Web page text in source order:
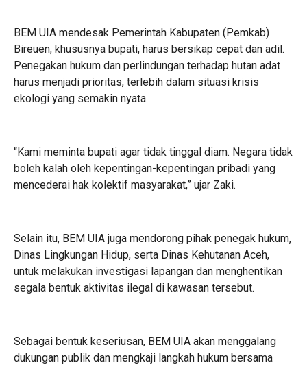
BEM UIA mendesak Pemerintah Kabupaten (Pemkab)
Bireuen, khususnya bupati, harus bersikap cepat dan adil.
Penegakan hukum dan perlindungan terhadap hutan adat
harus menjadi prioritas, terlebih dalam situasi krisis
ekologi yang semakin nyata.
“Kami meminta bupati agar tidak tinggal diam. Negara tidak
boleh kalah oleh kepentingan-kepentingan pribadi yang
mencederai hak kolektif masyarakat,” ujar Zaki.
Selain itu, BEM UIA juga mendorong pihak penegak hukum,
Dinas Lingkungan Hidup, serta Dinas Kehutanan Aceh,
untuk melakukan investigasi lapangan dan menghentikan
segala bentuk aktivitas ilegal di kawasan tersebut.
Sebagai bentuk keseriusan, BEM UIA akan menggalang
dukungan publik dan mengkaji langkah hukum bersama